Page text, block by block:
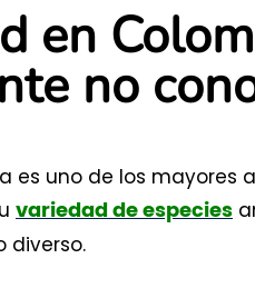
en
no
es uno de los mayores
variedad de especies
diverso.